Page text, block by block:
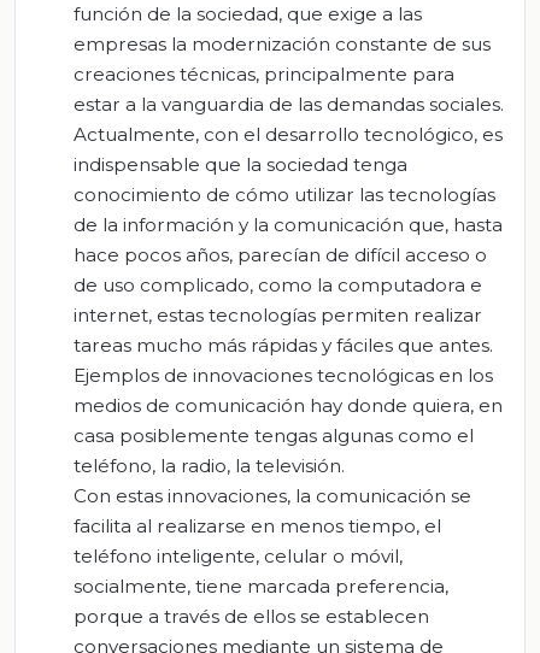
función de la sociedad, que exige a las
empresas la modernización constante de sus
creaciones técnicas, principalmente para
estar a la vanguardia de las demandas sociales.
Actualmente, con el desarrollo tecnológico, es
indispensable que la sociedad tenga
conocimiento de cómo utilizar las tecnologías
de la información y la comunicación que, hasta
hace pocos años, parecían de difícil acceso o
de uso complicado, como la computadora e
internet, estas tecnologías permiten realizar
tareas mucho más rápidas y fáciles que antes.
Ejemplos de innovaciones tecnológicas en los
medios de comunicación hay donde quiera, en
casa posiblemente tengas algunas como el
teléfono, la radio, la televisión.
Con estas innovaciones, la comunicación se
facilita al realizarse en menos tiempo, el
teléfono inteligente, celular o móvil,
socialmente, tiene marcada preferencia,
porque a través de ellos se establecen
conversaciones mediante un sistema de